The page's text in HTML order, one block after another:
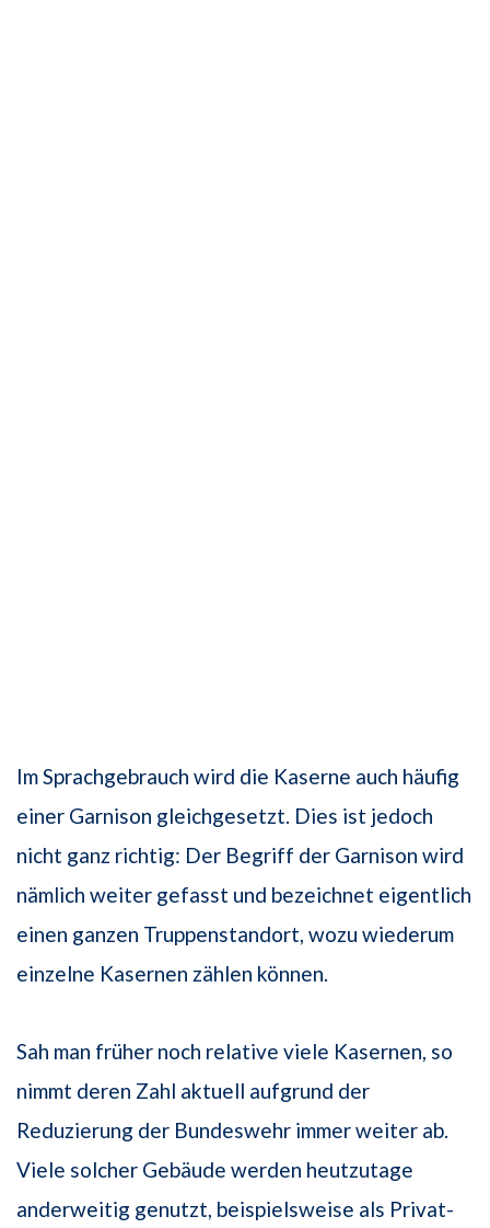
Im Sprachgebrauch wird die Kaserne auch häufig
einer Garnison gleichgesetzt. Dies ist jedoch
nicht ganz richtig: Der Begriff der Garnison wird
nämlich weiter gefasst und bezeichnet eigentlich
einen ganzen Truppenstandort, wozu wiederum
einzelne Kasernen zählen können.
Sah man früher noch relative viele Kasernen, so
nimmt deren Zahl aktuell aufgrund der
Reduzierung der Bundeswehr immer weiter ab.
Viele solcher Gebäude werden heutzutage
anderweitig genutzt, beispielsweise als Privat-